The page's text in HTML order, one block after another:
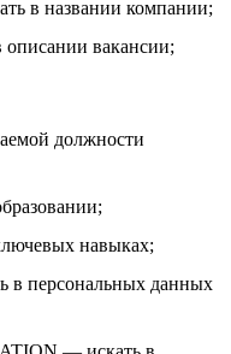
в названии компании;
вакансии;
должности
навыках;
персональных данных